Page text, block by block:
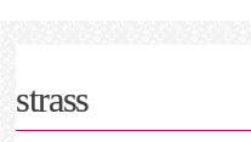
strass